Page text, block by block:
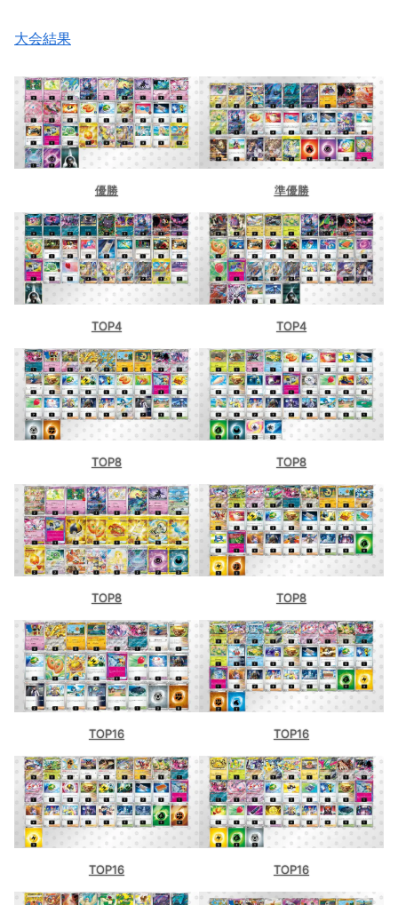
大会結果
優勝 準優勝
TOP4 TOP4
TOP8 TOP8
TOP8 TOP8
TOP16 TOP16
TOP16 TOP16